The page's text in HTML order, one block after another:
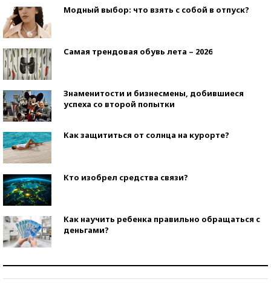
Модный выбор: что взять с собой в отпуск?
Самая трендовая обувь лета – 2026
Знаменитости и бизнесмены, добившиеся
успеха со второй попытки
Как защититься от солнца на курорте?
Кто изобрел средства связи?
Как научить ребенка правильно обращаться с
деньгами?